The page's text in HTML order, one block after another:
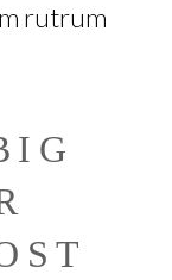
rutrum